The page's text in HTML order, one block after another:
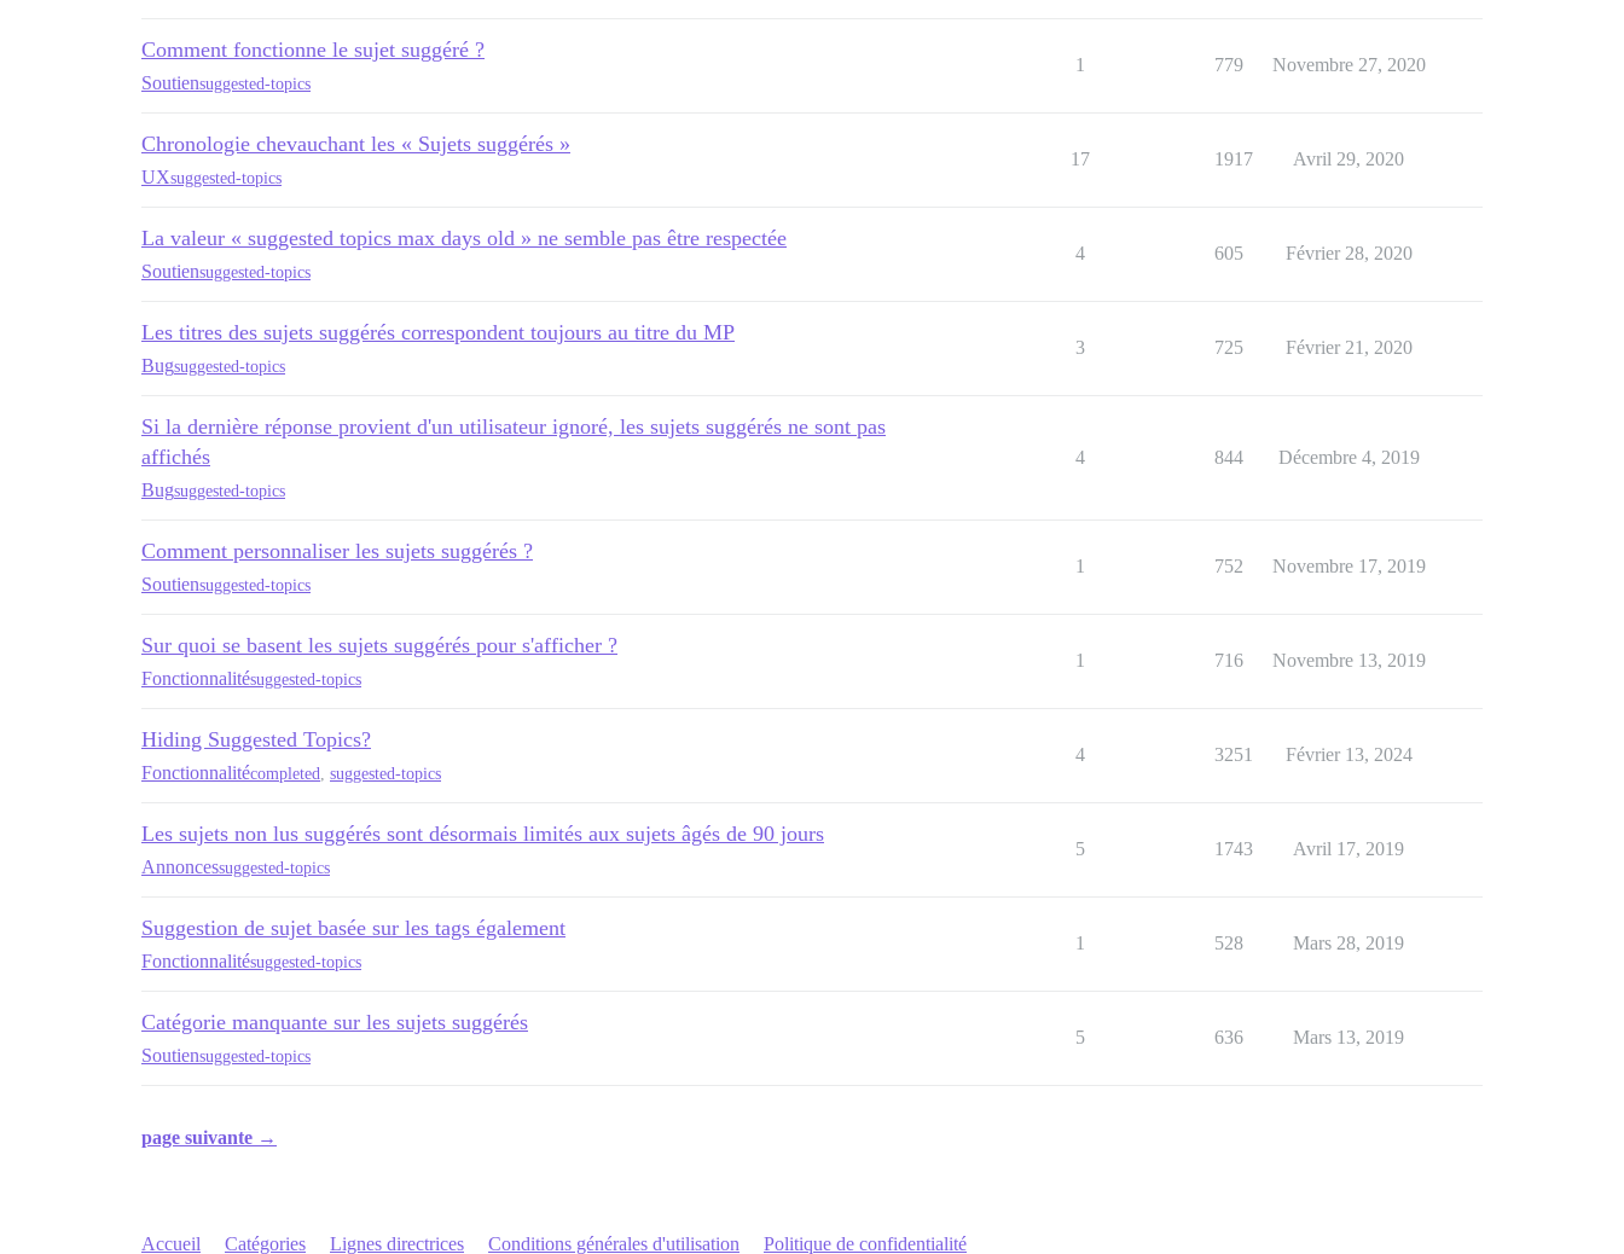
Comment fonctionne le sujet suggéré ?
Soutiensuggested-topics
1 779 Novembre 27, 2020
Chronologie chevauchant les « Sujets suggérés »
UXsuggested-topics
17 1917 Avril 29, 2020
La valeur « suggested topics max days old » ne semble pas être respectée
Soutiensuggested-topics
4 605 Février 28, 2020
Les titres des sujets suggérés correspondent toujours au titre du MP
Bugsuggested-topics
3 725 Février 21, 2020
Si la dernière réponse provient d'un utilisateur ignoré, les sujets suggérés ne sont pas
affichés
Bugsuggested-topics
4 844 Décembre 4, 2019
Comment personnaliser les sujets suggérés ?
Soutiensuggested-topics
1 752 Novembre 17, 2019
Sur quoi se basent les sujets suggérés pour s'afficher ?
Fonctionnalitésuggested-topics
1 716 Novembre 13, 2019
Hiding Suggested Topics?
Fonctionnalitécompleted suggested-topics
4 3251 Février 13, 2024
Les sujets non lus suggérés sont désormais limités aux sujets âgés de 90 jours
Annoncessuggested-topics
5 1743 Avril 17, 2019
Suggestion de sujet basée sur les tags également
Fonctionnalitésuggested-topics
1 528 Mars 28, 2019
Catégorie manquante sur les sujets suggérés
Soutiensuggested-topics
5 636 Mars 13, 2019
page suivante →
Accueil Catégories Lignes directrices Conditions générales d'utilisation Politique de confidentialité